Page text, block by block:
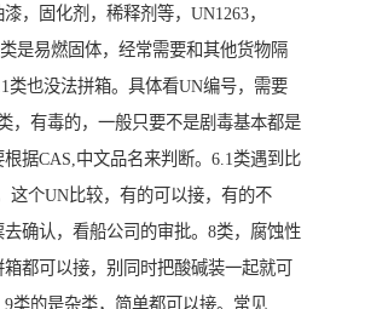
，固化剂，稀释剂等，UN1263，
是易燃固体，经常需要和其他货物隔
类也没法拼箱。具体看UN编号，需要
，有毒的，一般只要不是剧毒基本都是
据CAS,中文品名来判断。6.1类遇到比
这个UN比较，有的可以接，有的不
确认，看船公司的审批。8类，腐蚀性
都可以接，别同时把酸碱装一起就可
类的是杂类，简单都可以接。常见